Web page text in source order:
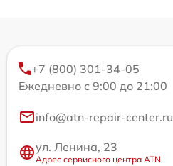
+7 (800) 301-34-05
Ежедневно с 9:00 до 21:00
info@atn-repair-center.ru
ул. Ленина, 23
Адрес сервисного центра ATN